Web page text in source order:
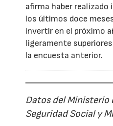
afirma haber realizado
los últimos doce
invertir en el próximo
ligeramente
la encuesta anterior.
Datos del Ministerio
Seguridad Social y